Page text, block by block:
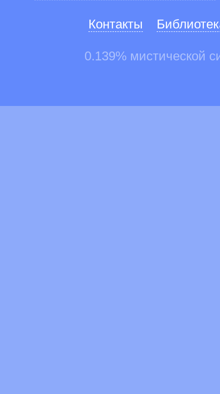
Контакты
0.139% мистической